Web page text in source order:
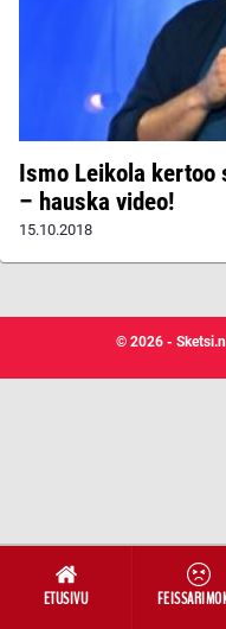
ETUSIVU
Ismo Leikola
– hauska video!
15.10.2018
© 2026 -